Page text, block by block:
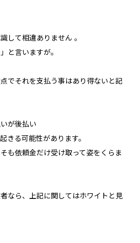
して相違ありません 。
と言いますが。
でそれを支払う事はあり得ないと記
が後払い
きる可能性があります。
も依頼金だけ受け取って姿をくらま
なら、上記に関してはホワイトと見